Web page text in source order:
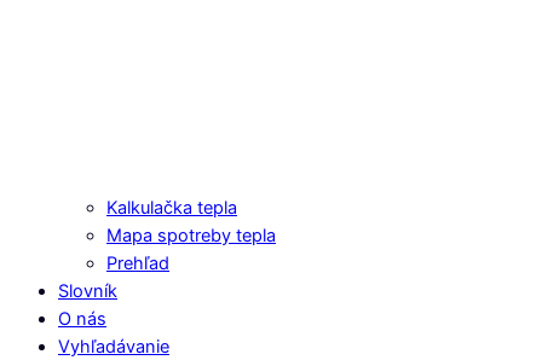
Kalkulačka tepla
Mapa spotreby tepla
Prehľad
Slovník
O nás
Vyhľadávanie